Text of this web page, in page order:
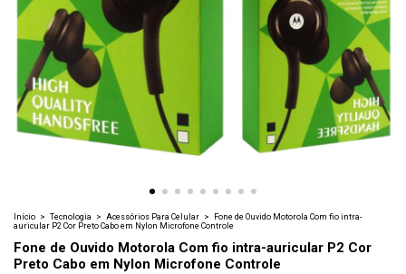
Início > Tecnologia > Acessórios Para Celular >
Fone de Ouvido Motorola Com fio intra-
auricular P2 Cor Preto Cabo em Nylon Microfone Controle
Fone de Ouvido Motorola Com fio intra-auricular P2 Cor
Preto Cabo em Nylon Microfone Controle